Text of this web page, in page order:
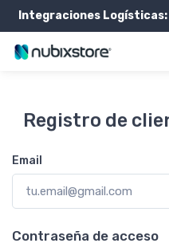
Integraciones Logísticas:
Registro de
Email
Contraseña de acceso